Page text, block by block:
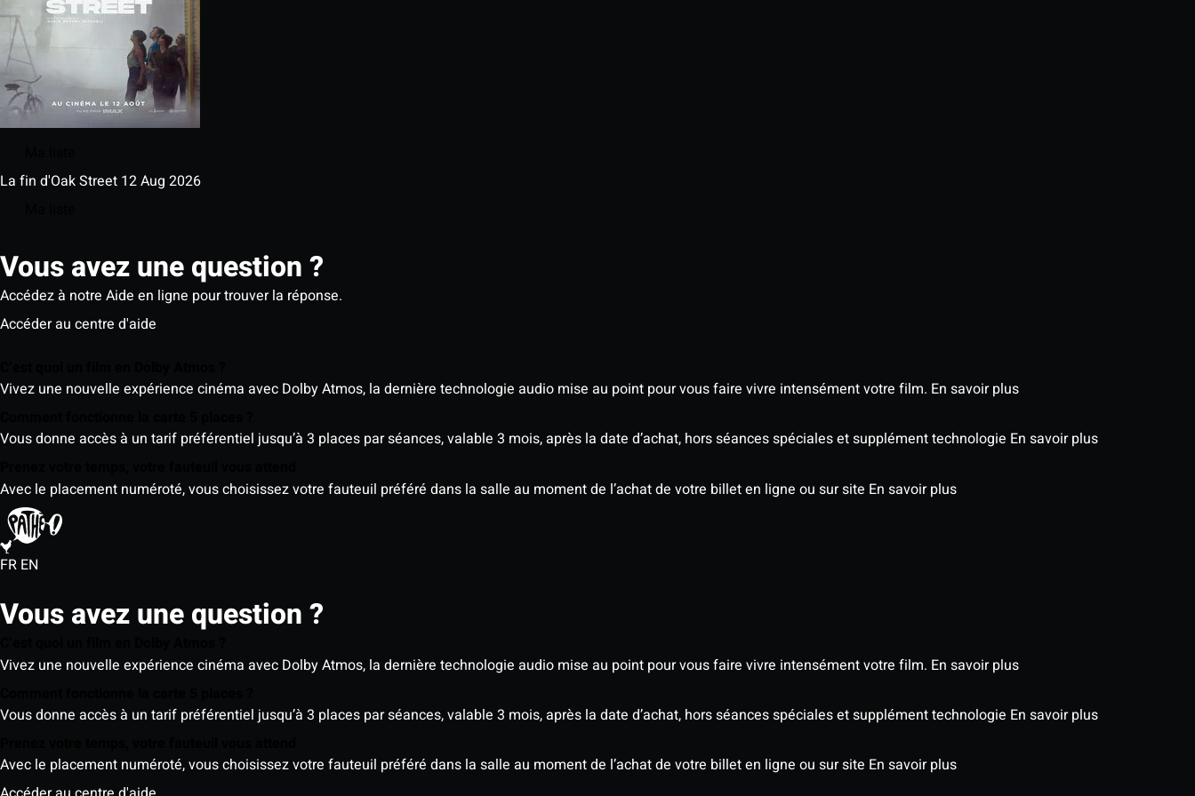
La fin d'Oak Street 12 Aug 2026
Vous avez une question ?
Accédez à notre Aide en ligne pour trouver la réponse.
Accéder au centre d'aide
Vivez une nouvelle expérience cinéma avec Dolby Atmos, la dernière technologie audio mise au point pour vous faire vivre intensément votre film. En savoir plus
Vous donne accès à un tarif préférentiel jusqu’à 3 places par séances, valable 3 mois, après la date d’achat, hors séances spéciales et supplément technologie En savoir plus
Avec le placement numéroté, vous choisissez votre fauteuil préféré dans la salle au moment de l’achat de votre billet en ligne ou sur site En savoir plus
FR EN
Vous avez une question ?
Vivez une nouvelle expérience cinéma avec Dolby Atmos, la dernière technologie audio mise au point pour vous faire vivre intensément votre film. En savoir plus
Vous donne accès à un tarif préférentiel jusqu’à 3 places par séances, valable 3 mois, après la date d’achat, hors séances spéciales et supplément technologie En savoir plus
Avec le placement numéroté, vous choisissez votre fauteuil préféré dans la salle au moment de l’achat de votre billet en ligne ou sur site En savoir plus